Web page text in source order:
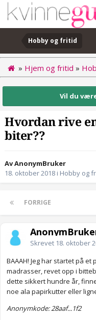
Hobby og fritid
» Hjem og fritid »
Vil du
Hvordan rive
biter??
Av AnonymBruker
18. oktober 2018 i Hobby og
FORRIGE
Skrevet 18. oktober
BAAAH! Jeg har startet på
madrasser, revet opp i
dette sikkert hundre år,
noe ala papirkutter eller
Anonymkode: 28aaf...1f2